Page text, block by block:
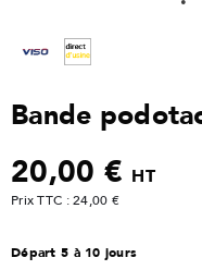
Bande
20,00 € HT
Prix TTC : 24,00 €
Départ 5 à 10 jours